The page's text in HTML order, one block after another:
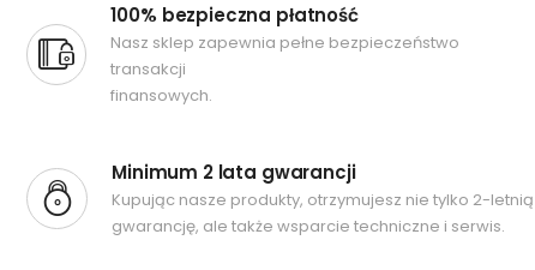
100% bezpieczna płatność
Nasz sklep zapewnia pełne bezpieczeństwo
transakcji
finansowych.
Minimum 2 lata gwarancji
Kupując nasze produkty, otrzymujesz nie tylko 2-letnią
gwarancję, ale także wsparcie techniczne i serwis.